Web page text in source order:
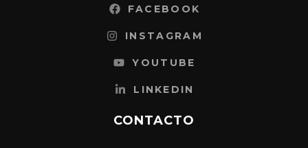
FACEBOOK
INSTAGRAM
YOUTUBE
LINKEDIN
CONTACTO